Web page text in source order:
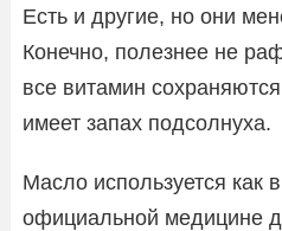
Есть и другие, но они
Конечно, полезнее не
все витамин
имеет запах подсолнуха.
Масло используется как
официальной медицине